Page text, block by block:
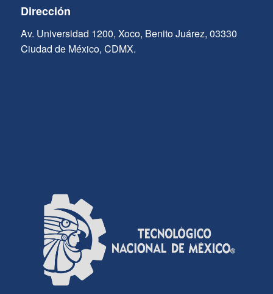
Dirección
Av. Universidad 1200, Xoco, Benito Juárez, 03330
Ciudad de México, CDMX.